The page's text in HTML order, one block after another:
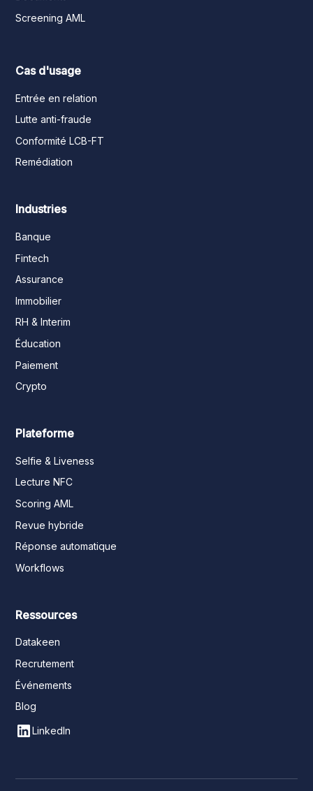
Screening AML
Cas d'usage
Entrée en relation
Lutte anti-fraude
Conformité LCB-FT
Remédiation
Industries
Banque
Fintech
Assurance
Immobilier
RH & Interim
Éducation
Paiement
Crypto
Plateforme
Selfie & Liveness
Lecture NFC
Scoring AML
Revue hybride
Réponse automatique
Workflows
Ressources
Datakeen
Recrutement
Événements
Blog
LinkedIn